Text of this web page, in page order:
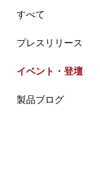
すべて
プレスリリース
イベント・登壇
製品ブログ